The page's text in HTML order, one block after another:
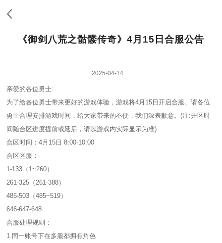
《御剑八荒之骷髅传奇》4月15日合服公告
2025-04-14
亲爱的各位勇士:
为了给各位勇士带来更好的游戏体验，游戏将4月15日开启合服。请各位
勇士合理安排游戏时间，给大家带来的不便，我们深表歉意。(注:开区时
间随合区进度提前或延后，请以游戏内实际显示为准)
合区时间：4月15日 8:00-10:00
合区区服：
1-133（1~260）
261-325（261-388）
485-503（485~519）
646-647-648
合服处理规则：
1.同一账号下在多服都拥有角色